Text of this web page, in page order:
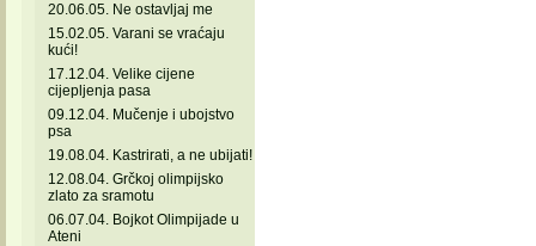
20.06.05. Ne ostavljaj me
15.02.05. Varani se vraćaju
kući!
17.12.04. Velike cijene
cijepljenja pasa
09.12.04. Mučenje i ubojstvo
psa
19.08.04. Kastrirati, a ne ubijati!
12.08.04. Grčkoj olimpijsko
zlato za sramotu
06.07.04. Bojkot Olimpijade u
Ateni